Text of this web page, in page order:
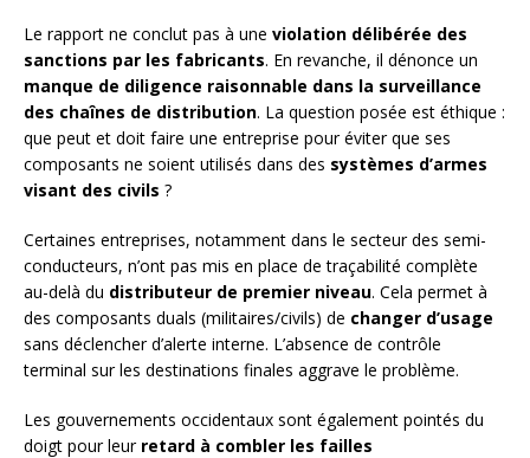
Le rapport ne conclut pas à une violation délibérée des
sanctions par les fabricants. En revanche, il dénonce un
manque de diligence raisonnable dans la surveillance
des chaînes de distribution. La question posée est éthique :
que peut et doit faire une entreprise pour éviter que ses
composants ne soient utilisés dans des systèmes d’armes
visant des civils ?
Certaines entreprises, notamment dans le secteur des semi-
conducteurs, n’ont pas mis en place de traçabilité complète
au-delà du distributeur de premier niveau. Cela permet à
des composants duals (militaires/civils) de changer d’usage
sans déclencher d’alerte interne. L’absence de contrôle
terminal sur les destinations finales aggrave le problème.
Les gouvernements occidentaux sont également pointés du
doigt pour leur retard à combler les failles